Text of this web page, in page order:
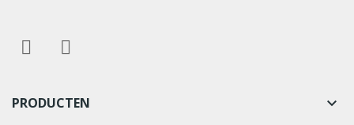
PRODUCTEN keyboard_arrow_down